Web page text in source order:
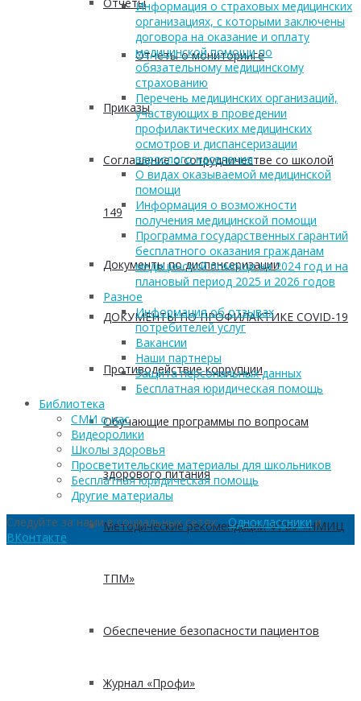
Отчеты о мониторинге
Приказы
Соглашение о сотрудничестве со школой
149
Документы по диспансеризации
ДОКУМЕНТЫ ПО ПРОФИЛАКТИКЕ COVID-19
Противодействие коррупции
Обучающие программы по вопросам
здорового питания
Методические рекомендации ФГБУ «НМИЦ
ТПМ»
Обеспечение безопасности пациентов
Журнал «Профи»
Информация о страховых медицинских
организациях, с которыми заключены
договора на оказание и оплату
медицинской помощи по
обязательному медицинскому
страхованию
Перечень медицинских организаций,
участвующих в проведении
профилактических медицинских
осмотров и диспансеризации
взрослого населения
О видах оказываемой медицинской
помощи
Информация о возможности
получения медицинской помощи
Программа государственных гарантий
бесплатного оказания гражданам
медицинской помощи на 2024 год и на
плановый период 2025 и 2026 годов
Разное
Информация об отзывах
потребителей услуг
Вакансии
Наши партнеры
Защита персональных данных
Бесплатная юридическая помощь
Библиотека
СМИ о нас
Видеоролики
Школы здоровья
Просветительские материалы для школьников
Бесплатная юридическая помощь
Другие материалы
Следуйте за нами в социальных сетях:Одноклассникии
ВКонтакте